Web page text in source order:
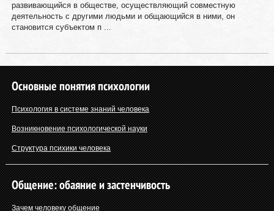
развивающийся в обществе, осуществляющий совместную
деятельность с другими людьми и общающийся в ними, он
становится субъектом п ...
Основные понятия психологии
Психология в системе знаний человека
Возникновение психологической науки
Структура психики человека
Общение: обаяние и застенчивость
Зачем человеку общение